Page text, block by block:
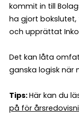
kommit in till
ha gjort
och upprättat
Det kan låta
ganska logisk när
Tips:Här kan du
på för